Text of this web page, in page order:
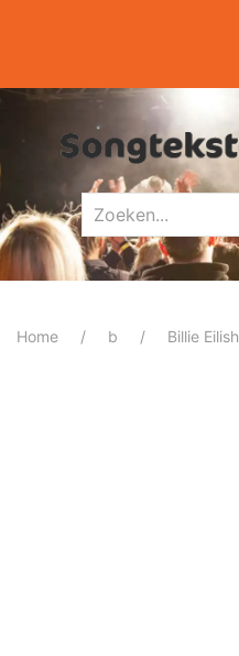
Home b Billie Eilish